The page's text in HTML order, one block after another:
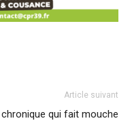
Article suivant
chronique qui fait mouche